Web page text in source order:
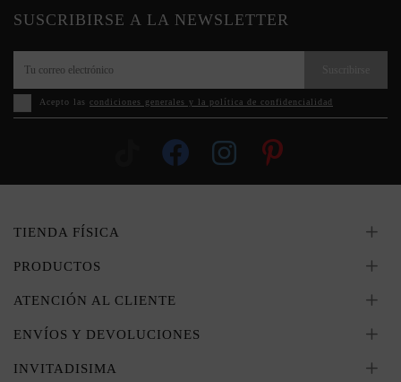
SUSCRIBIRSE A LA NEWSLETTER
Acepto las condiciones generales y la política de confidencialidad
TIENDA FÍSICA
PRODUCTOS
ATENCIÓN AL CLIENTE
ENVÍOS Y DEVOLUCIONES
INVITADISIMA